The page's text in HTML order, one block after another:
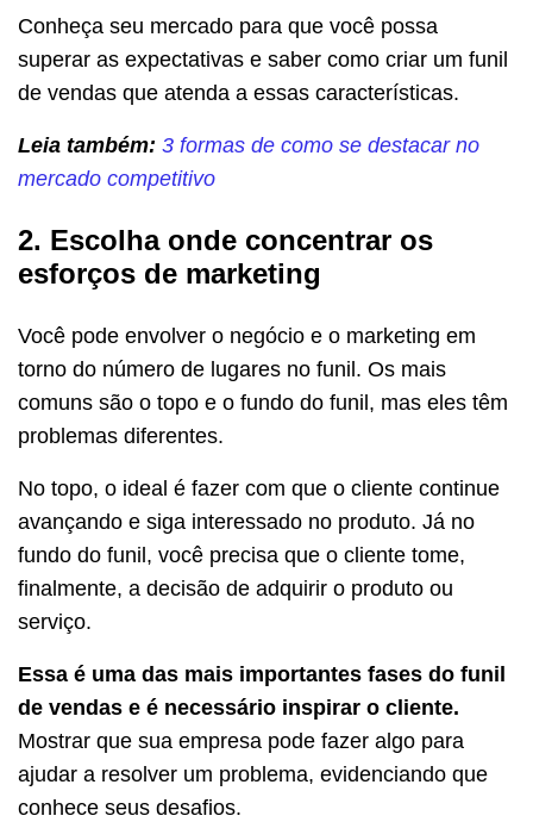
Conheça seu mercado para que você possa
superar as expectativas e saber como criar um funil
de vendas que atenda a essas características.
Leia também: 3 formas de como se destacar no
mercado competitivo
2. Escolha onde concentrar os
esforços de marketing
Você pode envolver o negócio e o marketing em
torno do número de lugares no funil. Os mais
comuns são o topo e o fundo do funil, mas eles têm
problemas diferentes.
No topo, o ideal é fazer com que o cliente continue
avançando e siga interessado no produto. Já no
fundo do funil, você precisa que o cliente tome,
finalmente, a decisão de adquirir o produto ou
serviço.
Essa é uma das mais importantes fases do funil
de vendas e é necessário inspirar o cliente.
Mostrar que sua empresa pode fazer algo para
ajudar a resolver um problema, evidenciando que
conhece seus desafios.